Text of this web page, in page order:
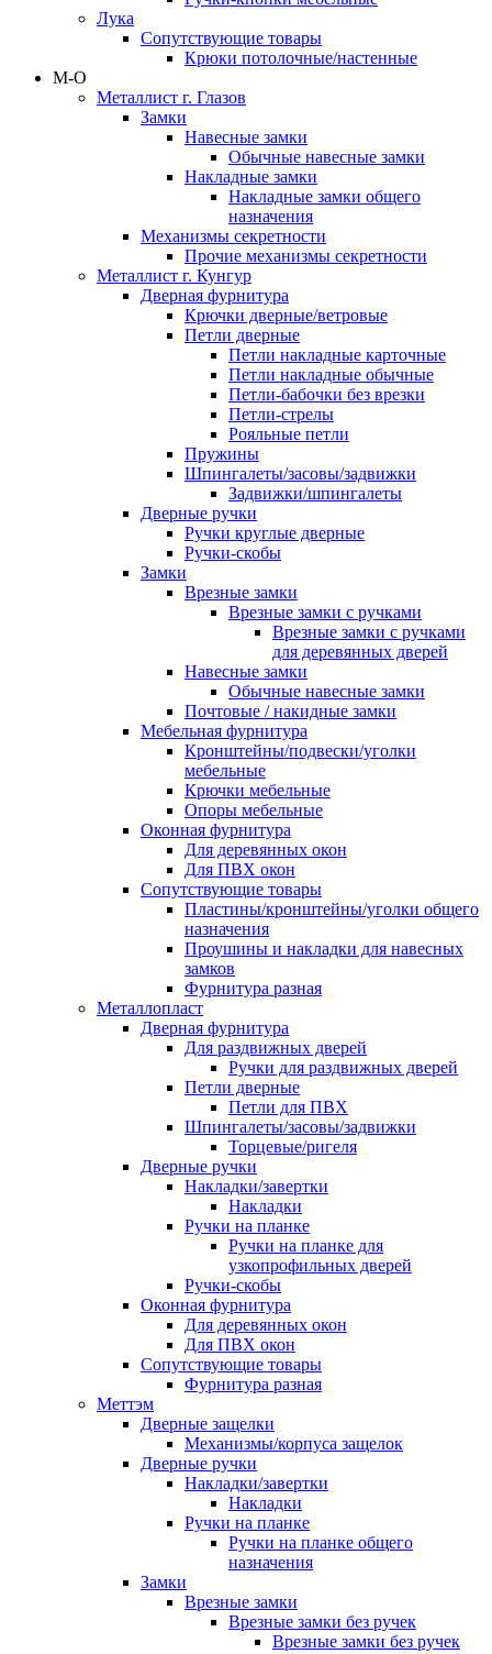
Лука
Сопутствующие товары
Крюки потолочные/настенные
М-О
Металлист г. Глазов
Замки
Навесные замки
Обычные навесные замки
Накладные замки
Накладные замки общего
назначения
Механизмы секретности
Прочие механизмы секретности
Металлист г. Кунгур
Дверная фурнитура
Крючки дверные/ветровые
Петли дверные
Петли накладные карточные
Петли накладные обычные
Петли-бабочки без врезки
Петли-стрелы
Рояльные петли
Пружины
Шпингалеты/засовы/задвижки
Задвижки/шпингалеты
Дверные ручки
Ручки круглые дверные
Ручки-скобы
Замки
Врезные замки
Врезные замки с ручками
Врезные замки с ручками
для деревянных дверей
Навесные замки
Обычные навесные замки
Почтовые / накидные замки
Мебельная фурнитура
Кронштейны/подвески/уголки
мебельные
Крючки мебельные
Опоры мебельные
Оконная фурнитура
Для деревянных окон
Для ПВХ окон
Сопутствующие товары
Пластины/кронштейны/уголки общего
назначения
Проушины и накладки для навесных
замков
Фурнитура разная
Металлопласт
Дверная фурнитура
Для раздвижных дверей
Ручки для раздвижных дверей
Петли дверные
Петли для ПВХ
Шпингалеты/засовы/задвижки
Торцевые/ригеля
Дверные ручки
Накладки/завертки
Накладки
Ручки на планке
Ручки на планке для
узкопрофильных дверей
Ручки-скобы
Оконная фурнитура
Для деревянных окон
Для ПВХ окон
Сопутствующие товары
Фурнитура разная
Меттэм
Дверные защелки
Механизмы/корпуса защелок
Дверные ручки
Накладки/завертки
Накладки
Ручки на планке
Ручки на планке общего
назначения
Замки
Врезные замки
Врезные замки без ручек
Врезные замки без ручек